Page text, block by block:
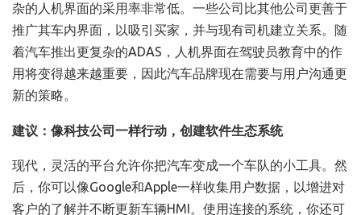
杂的人机界面的采用率非常低。一些公司比其他公司更善于
推广其车内界面，以吸引买家，并与现有司机建立关系。随
着汽车推出更复杂的ADAS，人机界面在驾驶员教育中的作
用将变得越来越重要，因此汽车品牌现在需要与用户沟通更
新的策略。
建议：像科技公司一样行动，创建软件生态系统
现代，灵活的平台允许你把汽车变成一个车队的小工具。然
后，你可以像Google和Apple一样收集用户数据，以增进对
客户的了解并不断更新车辆HMI。使用连接的系统，你还可